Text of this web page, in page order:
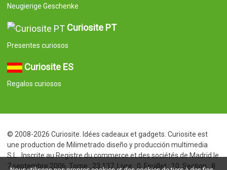
Neugierige Geschenke
Curiosite PT
Presentes curiosos
Curiosite ES
Regalos curiosos
© 2008-2026 Curiosite. Idées cadeaux et gadgets. Curiosite est
une production de Milimetrado diseño y producción multimedia
S.L.. Inscrite au Registre du commerce et des sociétés de Madrid le
7 septembre 2006. Tome : 23.137. Livre : 0. Feuillet : 10. Section : 8.